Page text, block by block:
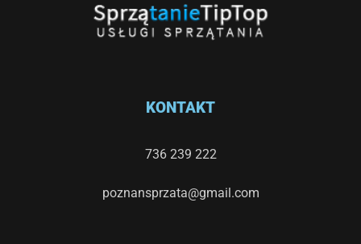
KONTAKT
736 239 222
poznansprzata@gmail.com